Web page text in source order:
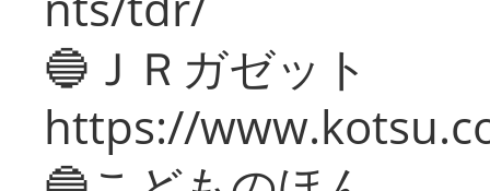
🔵ＪＲガゼット
https://